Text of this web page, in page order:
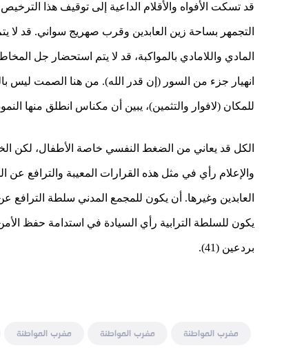
قد تسكت الأفواه والأقلام الداعية إلى توقيف هذا
التجمهر بساحة زين العابدين وقرب صهريج سواني. قد لا
المادي واللامادي بالمواكبة، قد لا يتم استحضار جل
انهيار جزء من السور (إن قدر الله). من هنا الصمت ليس
للمكان (لافوار والتثمين)، يبين أن مكناس انطلق منها
الكل قد يعاني من الضغط النفسي خاصة الأطفال، لكن
والإعلام رأي في مثل هذه القرارات المعيبة والترافع
العابدين وغيرها. أن يكون للمجمع المدني سلطة
يكون للسلطة الترابية رأي السيادة في استدامة حفظ
بردعين (41).
مغرب المواطنة مغرب المواطنة مغرب المواطنة